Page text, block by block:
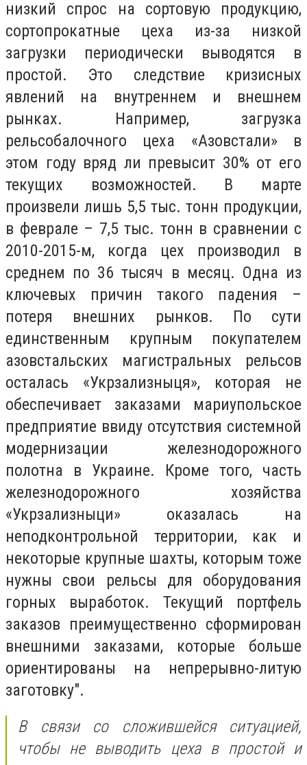
низкий спрос на сортовую продукцию,
сортопрокатные цеха из-за низкой
загрузки периодически выводятся в
простой. Это следствие кризисных
явлений на внутреннем и внешнем
рынках. Например, загрузка
рельсобалочного цеха «Азовстали» в
этом году вряд ли превысит 30% от его
текущих возможностей. В марте
произвели лишь 5,5 тыс. тонн продукции,
в феврале – 7,5 тыс. тонн в сравнении с
2010-2015-м, когда цех производил в
среднем по 36 тысяч в месяц. Одна из
ключевых причин такого падения –
потеря внешних рынков. По сути
единственным крупным покупателем
азовстальских магистральных рельсов
осталась «Укрзализныця», которая не
обеспечивает заказами мариупольское
предприятие ввиду отсутствия системной
модернизации железнодорожного
полотна в Украине. Кроме того, часть
железнодорожного хозяйства
«Укрзализныци» оказалась на
неподконтрольной территории, как и
некоторые крупные шахты, которым тоже
нужны свои рельсы для оборудования
горных выработок. Текущий портфель
заказов преимущественно сформирован
внешними заказами, которые больше
ориентированы на непрерывно-литую
заготовку".
В связи со сложившейся ситуацией,
чтобы не выводить цеха в простой и